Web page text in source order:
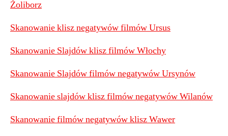
Żoliborz
Skanowanie klisz negatywów filmów Ursus
Skanowanie Slajdów klisz filmów Włochy
Skanowanie Slajdów filmów negatywów Ursynów
Skanowanie slajdów klisz filmów negatywów Wilanów
Skanowanie filmów negatywów klisz Wawer